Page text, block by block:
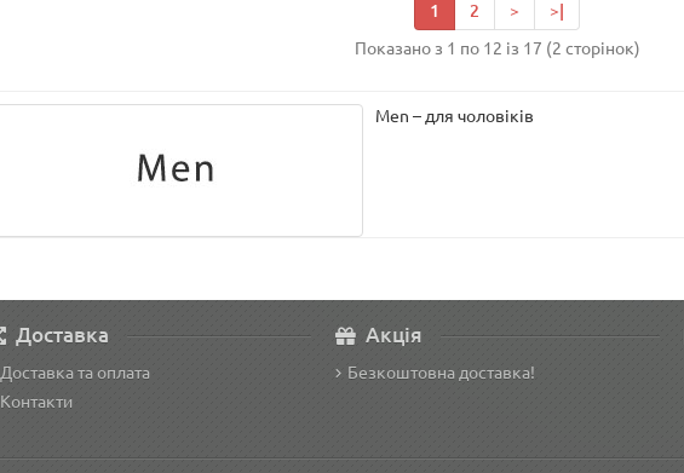
1 2 >
>|
Показано з 1 по 12 із 17 (2 сторінок)
Men – для чоловіків
Доставка
Доставка та оплата
Контакти
Акція
Безкоштовна доставка!